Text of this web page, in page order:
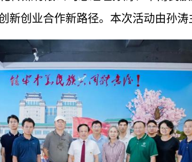
新创业合作新路径。本次活动由孙涛